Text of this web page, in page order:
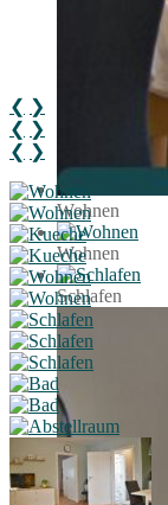
Wohnen
Wohnen
Schlafen
❮ ❯
❮ ❯
❮ ❯